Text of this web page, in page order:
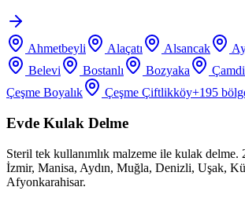
Ahmetbeyli Alaçatı Alsancak
Belevi
Bostanlı Bozyaka
Çeşme Boyalık
Çeşme Çiftlikköy+195
Evde Kulak Delme
Steril tek kullanımlık malzeme ile kulak
İzmir, Manisa, Aydın, Muğla, Denizli, Uşak,
Afyonkarahisar.